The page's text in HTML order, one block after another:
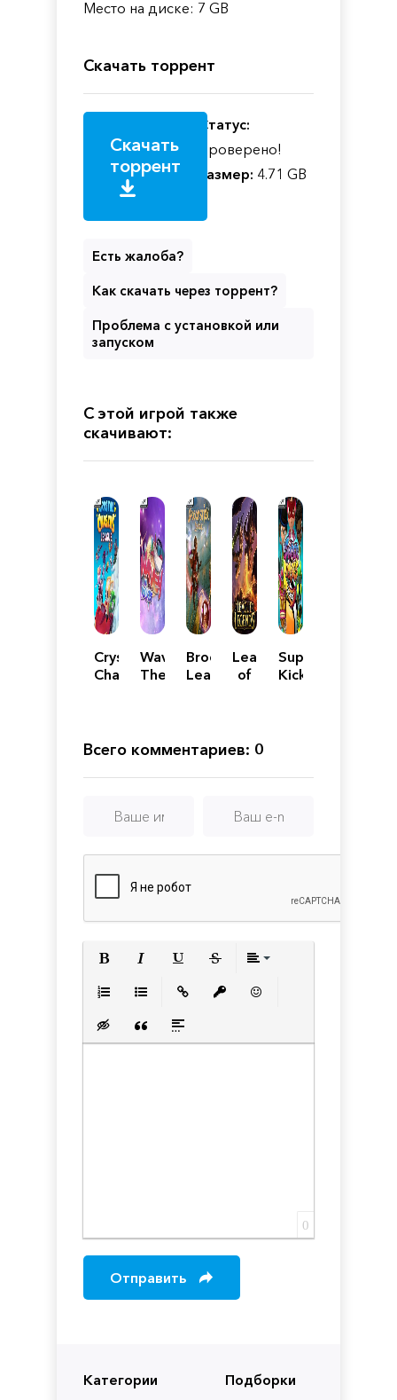
Категории Подборки
Место на диске: 7 GB
Скачать торрент
Скачать
торрент
Статус:
Проверено!
Размер: 4.71 GB
Есть жалоба?
Как скачать через торрент?
Проблема с установкой или
запуском
С этой игрой также
скачивают:
Crystal
Chasers
Wavey
The
Broomstick
League
League
of
Super
Kickers
Всего комментариев: 0
Вставка скрытого текста
Вставка цитаты
Вставка спойлера
0
Отправить